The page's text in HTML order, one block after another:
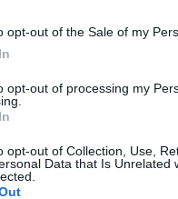
opt-out of the Sale of my
opt-out of processing my
opt-out of Collection, Use,
Data that Is Unrelated
fiducia alla
le scelte sono
e Milinkovic Savic.
e Felipe
è in ballottaggio
dovrebbe spuntarla